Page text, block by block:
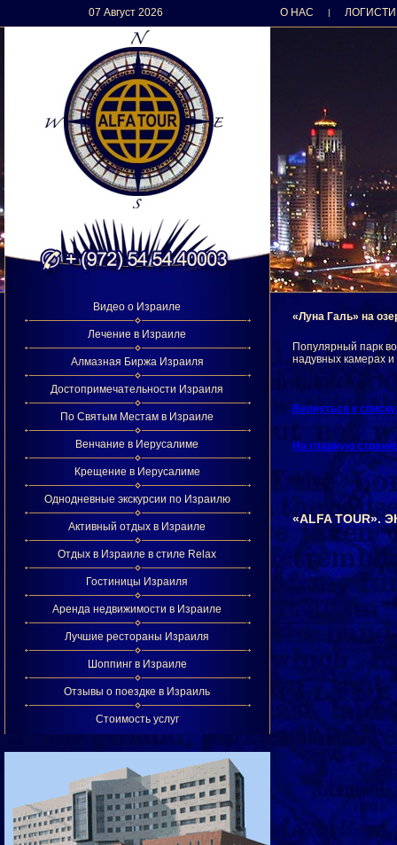
07 Август 2026 О НАС |
Видео о Израиле
Лечение в Израиле
Алмазная Биржа Израиля
Достопримечательности Израиля
По Святым Местам в Израиле
Венчание в Иерусалиме
Крещение в Иерусалиме
Однодневные экскурсии по Израилю
Активный отдых в Израиле
Отдых в Израиле в стиле Relax
Гостиницы Израиля
Аренда недвижимости в Израиле
Лучшие рестораны Израиля
Шоппинг в Израиле
Отзывы о поездке в Израиль
Стоимость услуг
«Луна Галь» на
Популярный парк
надувных камерах и
Вернуться к
На главную
«ALFA